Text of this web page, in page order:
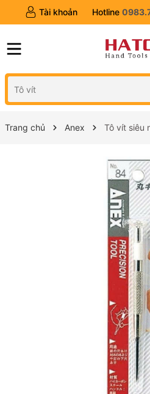
Tài khoản Hotline
Trang chủ Anex Tô vít siêu